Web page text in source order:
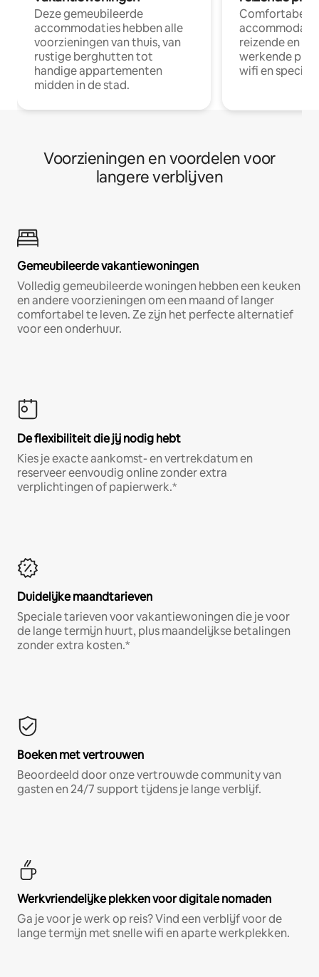
Deze gemeubileerde
accommodaties hebben alle
voorzieningen van thuis, van
rustige berghutten tot
handige appartementen
midden in de stad.
Comfortabele
reizende en
werkende
wifi en
Voorzieningen en voordelen voor
langere verblijven
Gemeubileerde vakantiewoningen
Volledig gemeubileerde woningen hebben een keuken
en andere voorzieningen om een maand of langer
comfortabel te leven. Ze zijn het perfecte alternatief
voor een onderhuur.
De flexibiliteit die jij nodig hebt
Kies je exacte aankomst- en vertrekdatum en
reserveer eenvoudig online zonder extra
verplichtingen of papierwerk.*
Duidelijke maandtarieven
Speciale tarieven voor vakantiewoningen die je voor
de lange termijn huurt, plus maandelijkse betalingen
zonder extra kosten.*
Boeken met vertrouwen
Beoordeeld door onze vertrouwde community van
gasten en 24/7 support tijdens je lange verblijf.
Werkvriendelijke plekken voor digitale nomaden
Ga je voor je werk op reis? Vind een verblijf voor de
lange termijn met snelle wifi en aparte werkplekken.